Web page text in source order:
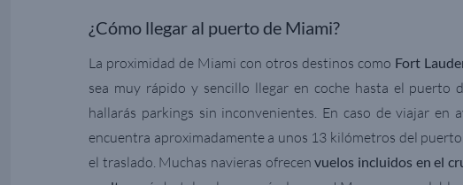
¿Cómo llegar al puerto de Miami?
La proximidad de Miami con otros destinos como Fort
sea muy rápido y sencillo llegar en coche hasta el puerto
hallarás parkings sin inconvenientes. En caso de viajar
encuentra aproximadamente a unos 13 kilómetros del
el traslado. Muchas navieras ofrecenvuelos incluidos en el